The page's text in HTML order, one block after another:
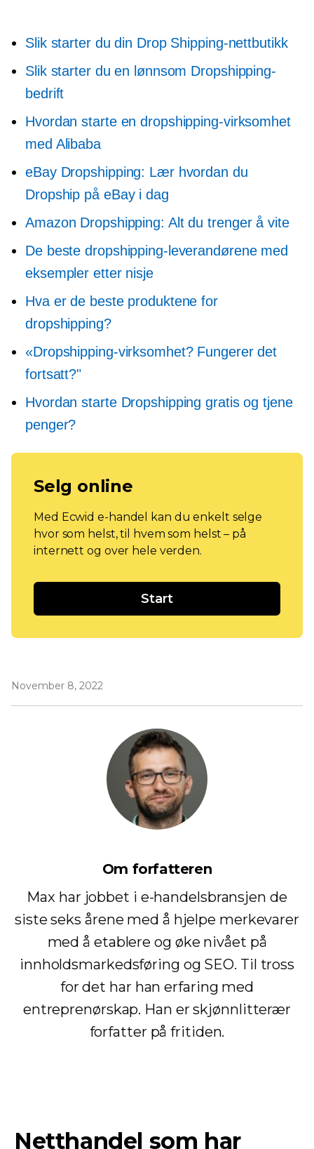
Slik starter du din Drop Shipping-nettbutikk
Slik starter du en lønnsom Dropshipping-
bedrift
Hvordan starte en dropshipping-virksomhet
med Alibaba
eBay Dropshipping: Lær hvordan du
Dropship på eBay i dag
Amazon Dropshipping: Alt du trenger å vite
De beste dropshipping-leverandørene med
eksempler etter nisje
Hva er de beste produktene for
dropshipping?
«Dropshipping-virksomhet? Fungerer det
fortsatt?"
Hvordan starte Dropshipping gratis og tjene
penger?
Selg online
Med Ecwid e-handel kan du enkelt selge
hvor som helst, til hvem som helst – på
internett og over hele verden.
Start
November 8, 2022
Om forfatteren
Max har jobbet i e-handelsbransjen de
siste seks årene med å hjelpe merkevarer
med å etablere og øke nivået på
innholdsmarkedsføring og SEO. Til tross
for det har han erfaring med
entreprenørskap. Han er skjønnlitterær
forfatter på fritiden.
Netthandel som har